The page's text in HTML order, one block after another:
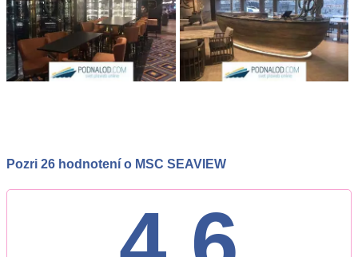
Pozri 26 hodnotení o MSC SEAVIEW